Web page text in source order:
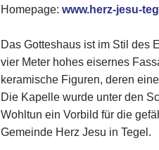
Homepage:www.herz-jesu-
Das Gotteshaus ist im Stil des
vier Meter hohes eisernes
keramische Figuren, deren
Die Kapelle wurde unter den
Wohltun ein Vorbild für die
Gemeinde Herz Jesu in Tegel.